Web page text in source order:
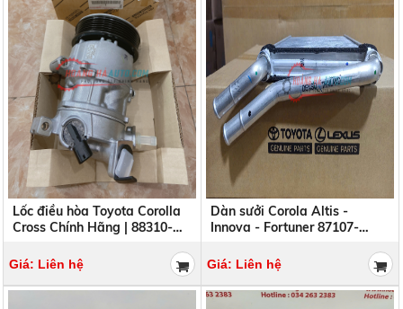
Lốc điều hòa Toyota Corolla
Cross Chính Hãng | 88310-
Giá: Liên hệ
Dàn sưởi Corola Altis -
Innova - Fortuner 87107-
Giá: Liên hệ